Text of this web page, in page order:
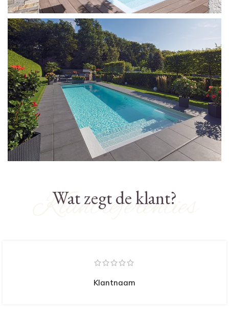
Klantreferenties
Wat zegt de klant?
Klantnaam